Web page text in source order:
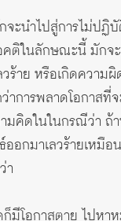
จะนำไปสู่การไม่ปฏิบั
ติในลักษณะนี้ มักจ
ร้าย หรือเกิดความ
าการพลาดโอกาสที่
คิดในในกรณีว่า ถ้
อกมาเลวร้ายเหมื
า
ก็มีโอกาสตาย ไปหา